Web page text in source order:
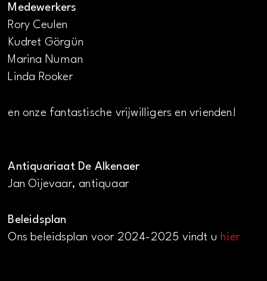
Medewerkers
Rory Ceulen
Kudret Görgün
Marina Numan
Linda Rooker
en onze fantastische vrijwilligers en vrienden!
Antiquariaat De Alkenaer
Jan Oijevaar, antiquaar
Beleidsplan
Ons beleidsplan voor 2024-2025 vindt uhier